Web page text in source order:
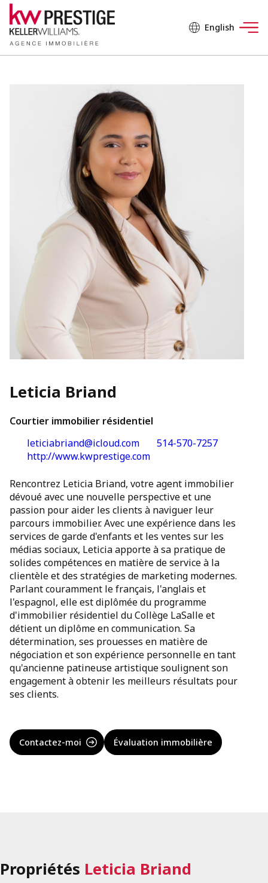
English
Leticia Briand
Courtier immobilier résidentiel
leticiabriand@icloud.com
514-570-7257
http://www.kwprestige.com
Rencontrez Leticia Briand, votre agent immobilier
dévoué avec une nouvelle perspective et une
passion pour aider les clients à naviguer leur
parcours immobilier. Avec une expérience dans les
services de garde d'enfants et les ventes sur les
médias sociaux, Leticia apporte à sa pratique de
solides compétences en matière de service à la
clientèle et des stratégies de marketing modernes.
Parlant couramment le français, l'anglais et
l'espagnol, elle est diplômée du programme
d'immobilier résidentiel du Collège LaSalle et
détient un diplôme en communication. Sa
détermination, ses prouesses en matière de
négociation et son expérience personnelle en tant
qu'ancienne patineuse artistique soulignent son
engagement à obtenir les meilleurs résultats pour
ses clients.
Contactez-moi Évaluation immobilière
Propriétés Leticia Briand